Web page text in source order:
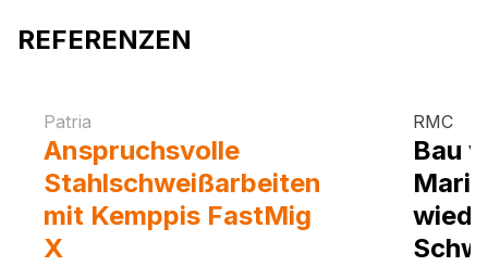
REFERENZEN
Anspruchsvolle
Stahlschweißarbeiten
mit Kemppis FastMig
X
Patria
Bau
RMC